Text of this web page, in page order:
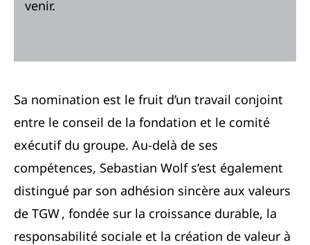
venir.
Sa nomination est le fruit d’un travail conjoint
entre le conseil de la fondation et le comité
exécutif du groupe. Au-delà de ses
compétences, Sebastian Wolf s’est également
distingué par son adhésion sincère aux valeurs
de TGW , fondée sur la croissance durable, la
responsabilité sociale et la création de valeur à